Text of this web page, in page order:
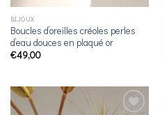
BIJOUX
Boucles d’oreilles créoles perles
d’eau douces en plaqué or
€49,00